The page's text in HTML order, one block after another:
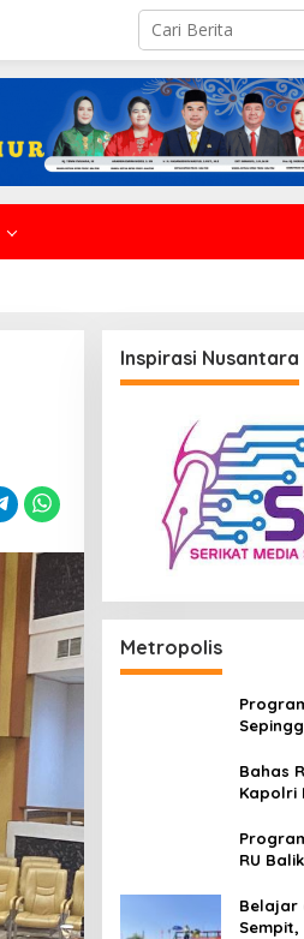
Inspirasi Nusantara
Metropolis
2026
Bahas
Kapolri
RU
Belajar
Sempit,